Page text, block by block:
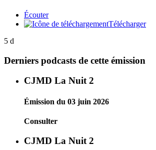
Écouter
Télécharger
5 d
Derniers podcasts de cette émission
CJMD La Nuit 2
Émission du 03 juin 2026
Consulter
CJMD La Nuit 2